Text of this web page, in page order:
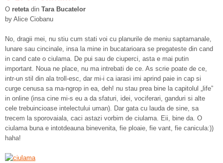
O retetadin Tara Bucatelor
by Alice Ciobanu
No, dragii mei, nu stiu cum stati voi cu planurile de meniu saptamanale,
lunare sau cincinale, insa la mine in bucatarioara se pregateste din cand
in cand cate o ciulama. De pui sau de ciuperci, asta e mai putin
important. Noua ne place, nu ma intrebati de ce. As scrie poate de ce,
intr-un stil din ala troll-esc, dar mi-i ca iarasi imi aprind paie in cap si
curge cenusa sa ma-ngrop in ea, deh! nu stau prea bine la capitolul „life”
in online (insa cine mi-s eu a da sfaturi, idei, vociferari, ganduri si alte
cele trebuincioase intelectului uman). Dar gata cu lauda de sine, sa
trecem la sporovaiala, caci astazi vorbim de ciulama. Eii, bine da. O
ciulama buna e intotdeauna binevenita, fie ploaie, fie vant, fie canicula:))
haha!